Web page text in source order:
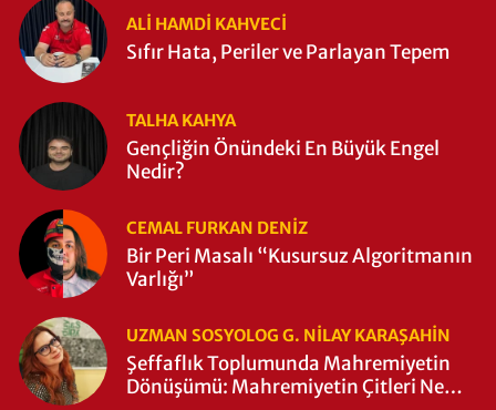
ALI HAMDI KAHVECİ
Sıfır Hata, Periler ve Parlayan Tepem
TALHA KAHYA
Gençliğin Önündeki En Büyük Engel
Nedir?
CEMAL FURKAN DENİZ
Bir Peri Masalı “Kusursuz Algoritmanın
Varlığı”
UZMAN SOSYOLOG G. NILAY KARAŞAHİN
Şeffaflık Toplumunda Mahremiyetin
Dönüşümü: Mahremiyetin Çitleri Ne